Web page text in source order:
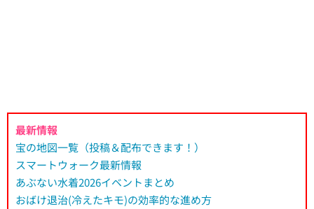
最新情報
宝の地図一覧（投稿＆配布できます！）
スマートウォーク最新情報
あぶない水着2026イベントまとめ
おばけ退治(冷えたキモ)の効率的な進め方